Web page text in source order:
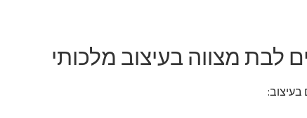
לבת מצווה בעיצוב מלכותי